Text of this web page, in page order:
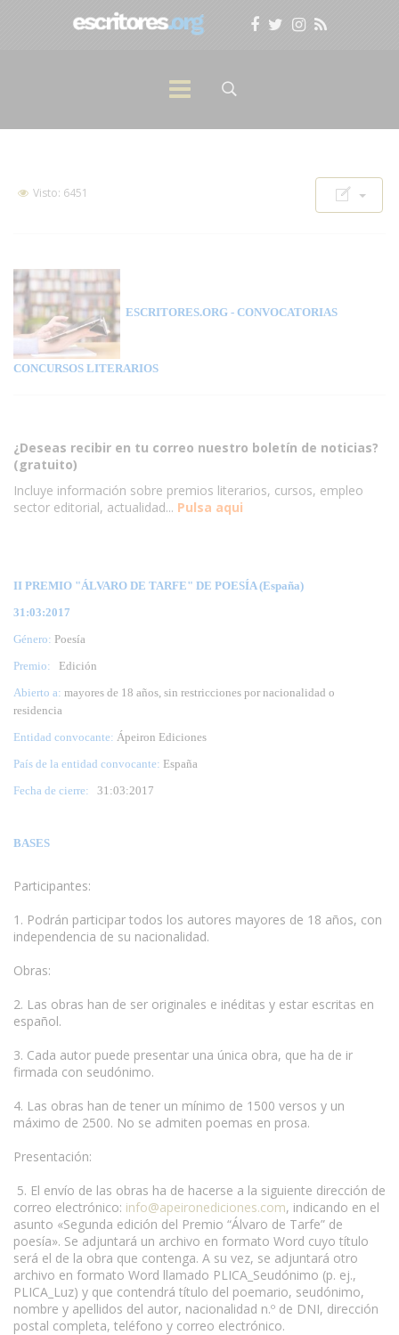
Visto: 6451
ESCRITORES.ORG - CONVOCATORIAS
CONCURSOS LITERARIOS
¿Deseas recibir en tu correo nuestro boletín de noticias?
(gratuito)
Incluye información sobre premios literarios, cursos, empleo
sector editorial, actualidad... Pulsa aqui
II PREMIO "ÁLVARO DE TARFE" DE POESÍA (España)
31:03:2017
Género: Poesía
Premio:
Edición
Abierto a: mayores de 18 años, sin restricciones por nacionalidad o
residencia
Entidad convocante: Ápeiron Ediciones
País de la entidad convocante: España
Fecha de cierre: 31 :03:2017
BASES
Participantes:
1. Podrán participar todos los autores mayores de 18 años, con
independencia de su nacionalidad.
Obras:
2. Las obras han de ser originales e inéditas y estar escritas en
español.
3. Cada autor puede presentar una única obra, que ha de ir
firmada con seudónimo.
4. Las obras han de tener un mínimo de 1500 versos y un
máximo de 2500. No se admiten poemas en prosa.
Presentación:
5. El envío de las obras ha de hacerse a la siguiente dirección de
correo electrónico: info@apeironediciones.com, indicando en el
asunto «Segunda edición del Premio “Álvaro de Tarfe” de
poesía». Se adjuntará un archivo en formato Word cuyo título
será el de la obra que contenga. A su vez, se adjuntará otro
archivo en formato Word llamado PLICA_Seudónimo (p. ej.,
PLICA_Luz) y que contendrá título del poemario, seudónimo,
nombre y apellidos del autor, nacionalidad n.º de DNI, dirección
postal completa, teléfono y correo electrónico.